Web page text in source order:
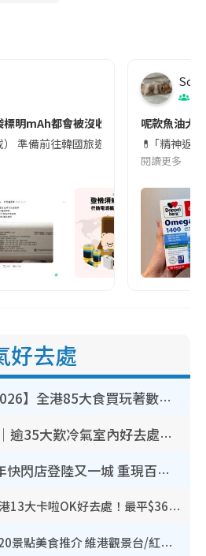
明mAh都會被沒收😱出發前切記檢查
） 準備前往韓國旅遊的民眾，近期要
Soul
呢款魚油大
💊 ｢精神返
閱讀更多
好去處
【8月生日優惠2026】全港85大食買玩著數攻略 自助餐/火鍋放題同行免費＋誠品/DONKI送現金券
香港室內好去處｜逾35大歎冷氣室內好去處推介 室內活動免費避雨無懼落雨
小熊維尼100週年快閃店登陸又一城 重現百畝森林經典場景／獨家限定盲盒登場／專屬DIY香水
唱K推介2026︱全港13大卡啦OK好去處！最平$36起 日文K都有！(附地址+收費詳情)
尖沙咀好去處｜逾20景點美食推介 維港觀景台/紅磚古蹟/九龍公園/室內遊樂場